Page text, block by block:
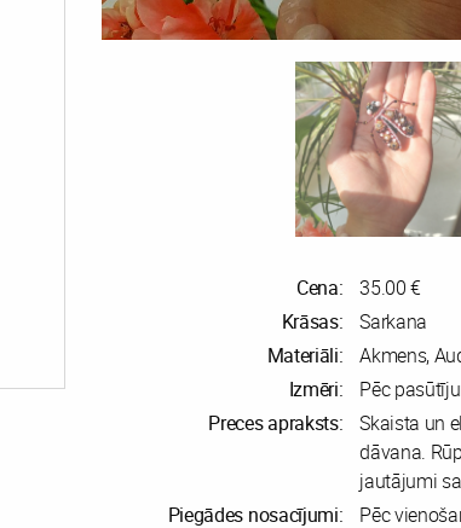
Cena:
35.00 €
Krāsas:
Sarkana
Materiāli:
Akmens,
Izmēri:
Pēc
Preces apraksts:
Skaista un
dāvana.
jautājumi
Piegādes nosacījumi:
Pēc